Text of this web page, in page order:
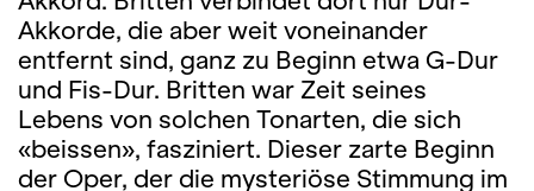
Akkorde, die aber weit voneinander
entfernt sind, ganz zu Beginn etwa G-Dur
und Fis-Dur. Britten war Zeit seines
Lebens von solchen Tonarten, die sich
«beissen», fasziniert. Dieser zarte Beginn
der Oper, der die mysteriöse Stimmung im